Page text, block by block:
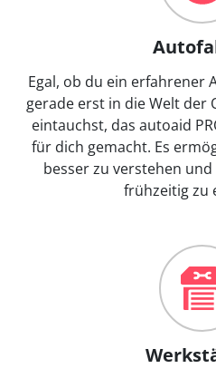
Egal, ob du ein erfahrener
gerade erst in die Welt der
eintauchst, das autoaid
für dich gemacht. Es
besser zu verstehen
frühzeitig zu